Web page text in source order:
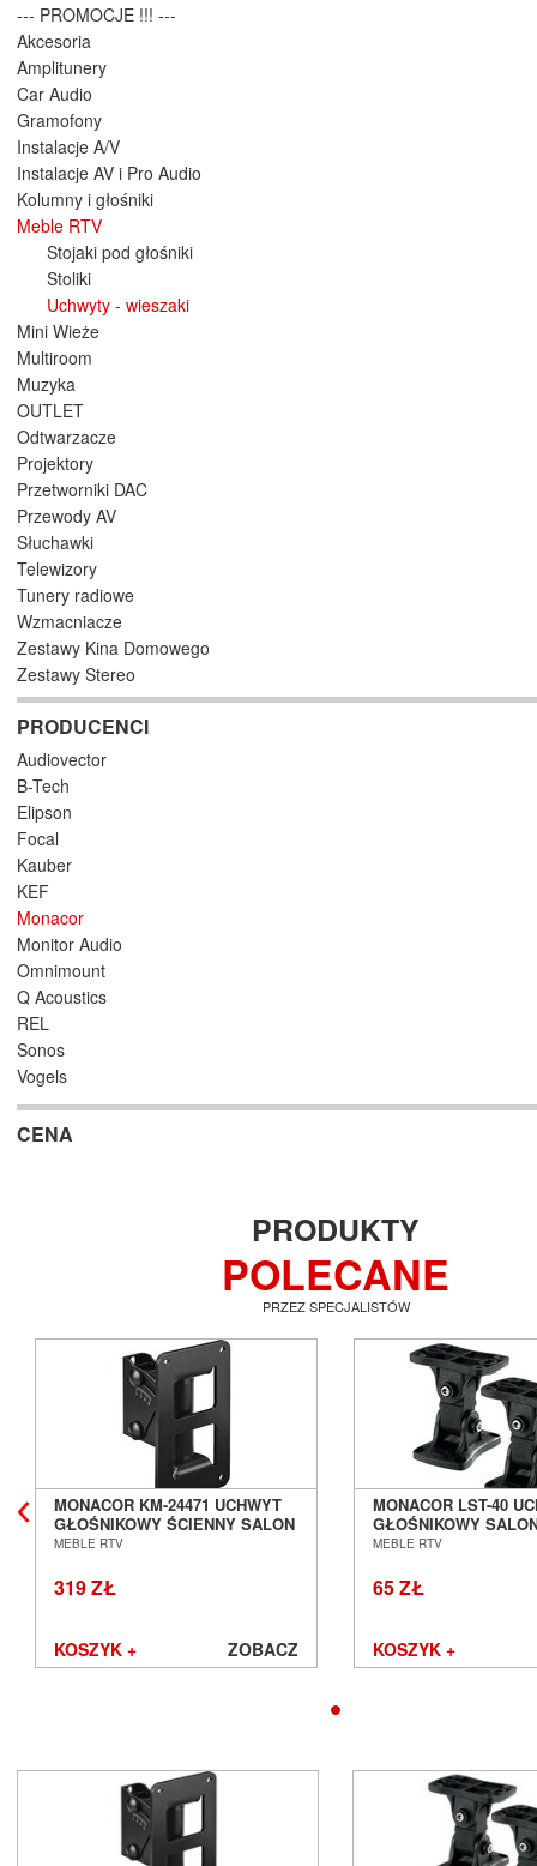
--- PROMOCJE !!! ---
Akcesoria
Amplitunery
Car Audio
Gramofony
Instalacje A/V
Instalacje AV i Pro Audio
Kolumny i głośniki
Meble RTV
Stojaki pod głośniki
Stoliki
Uchwyty - wieszaki
Mini Wieże
Multiroom
Muzyka
OUTLET
Odtwarzacze
Projektory
Przetworniki DAC
Przewody AV
Słuchawki
Telewizory
Tunery radiowe
Wzmacniacze
Zestawy Kina Domowego
Zestawy Stereo
PRODUCENCI
Audiovector
B-Tech
Elipson
Focal
Kauber
KEF
Monacor
Monitor Audio
Omnimount
Q Acoustics
REL
Sonos
Vogels
CENA
PRODUKTY
POLECANE
PRZEZ SPECJALISTÓW
MONACOR KM-24471 UCHWYT
GŁOŚNIKOWY ŚCIENNY SALON
POZNAŃ WROCŁAW
MEBLE RTV
319 ZŁ
KOSZYK + ZOBACZ
MONACOR LST-40
GŁOŚNIKOWY
WROCŁAW
MEBLE RTV
65 ZŁ
KOSZYK +